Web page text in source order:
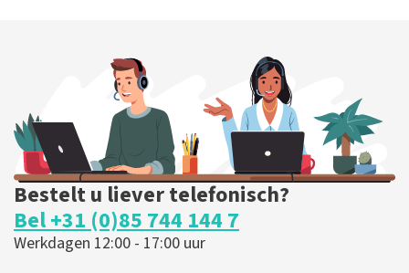
Bestelt u liever telefonisch?
Bel +31 (0)85 744 144 7
Werkdagen 12:00 - 17:00 uur